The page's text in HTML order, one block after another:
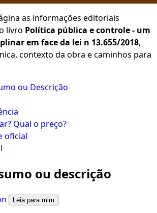
as informações editoriais
livro Política pública e controle - um
em face da lei n 13.655/2018,
contexto da obra e caminhos para
ou Descrição
Qual o preço?
oficial
ou descrição
Leia para mim